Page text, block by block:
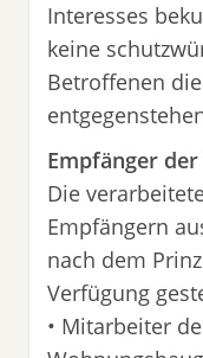
Interesses
keine
Betroffenen
Empfänger
Die
Empfängern
nach dem
Verfügung
• Mitarbeiter